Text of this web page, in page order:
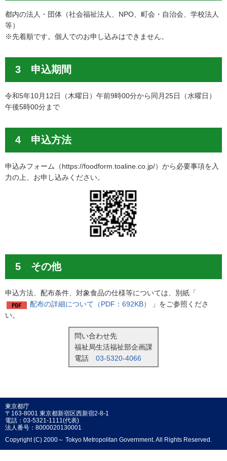
都内の法人・団体（社会福祉法人、NPO、町会・自治会、学校法人
等）
※先着順です。個人でのお申し込みはできません。
3 申込期間
令和5年10月12日（木曜日）午前9時00分から同月25日（水曜日）
午後5時00分まで
4 申込方法
申込みフォーム（https://foodform.toaline.co.jp/）から必要事項を入
力の上、お申し込みください。
5 その他
申込方法、配布条件、対象食品の仕様等については、別紙「
配布の詳細について（PDF：692KB）
」をご参照くださ
い。
問い合わせ先
福祉局生活福祉部企画課
電話 03-5320-4066
東京都庁
〒163-8001 東京都新宿区西新宿2-8-1
電話：03-5321-1111(代表)
法人番号：8000020130001
Copyright (C) 2000～ Tokyo Metropolitan Government. All Rights Reserved.